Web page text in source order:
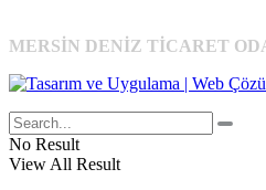
MERSİN DENİZ TİCARET
No Result
View All Result